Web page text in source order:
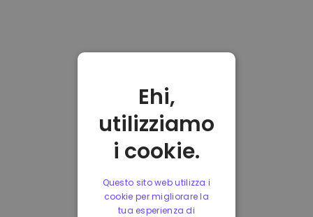
Ehi,
utilizziamo
i cookie.
Questo sito web utilizza i
cookie per migliorare la
tua esperienza di